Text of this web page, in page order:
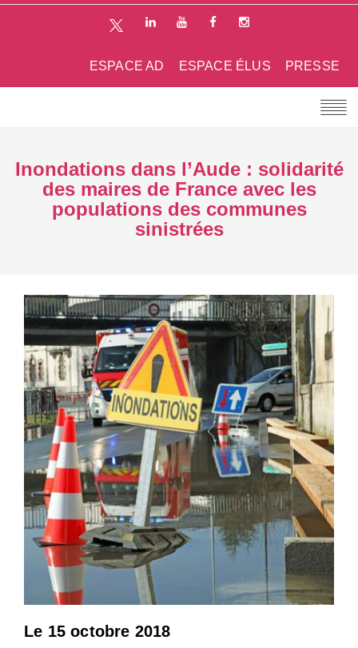
PRESSE
ESPACE ÉLUS
ESPACE AD
Inondations dans l’Aude : solidarité
des maires de France avec les
populations des communes
sinistrées
Le 15 octobre 2018